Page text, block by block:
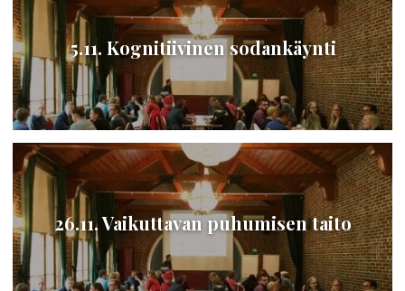
5.11. Kognitiivinen sodankäynti
26.11. Vaikuttavan puhumisen taito